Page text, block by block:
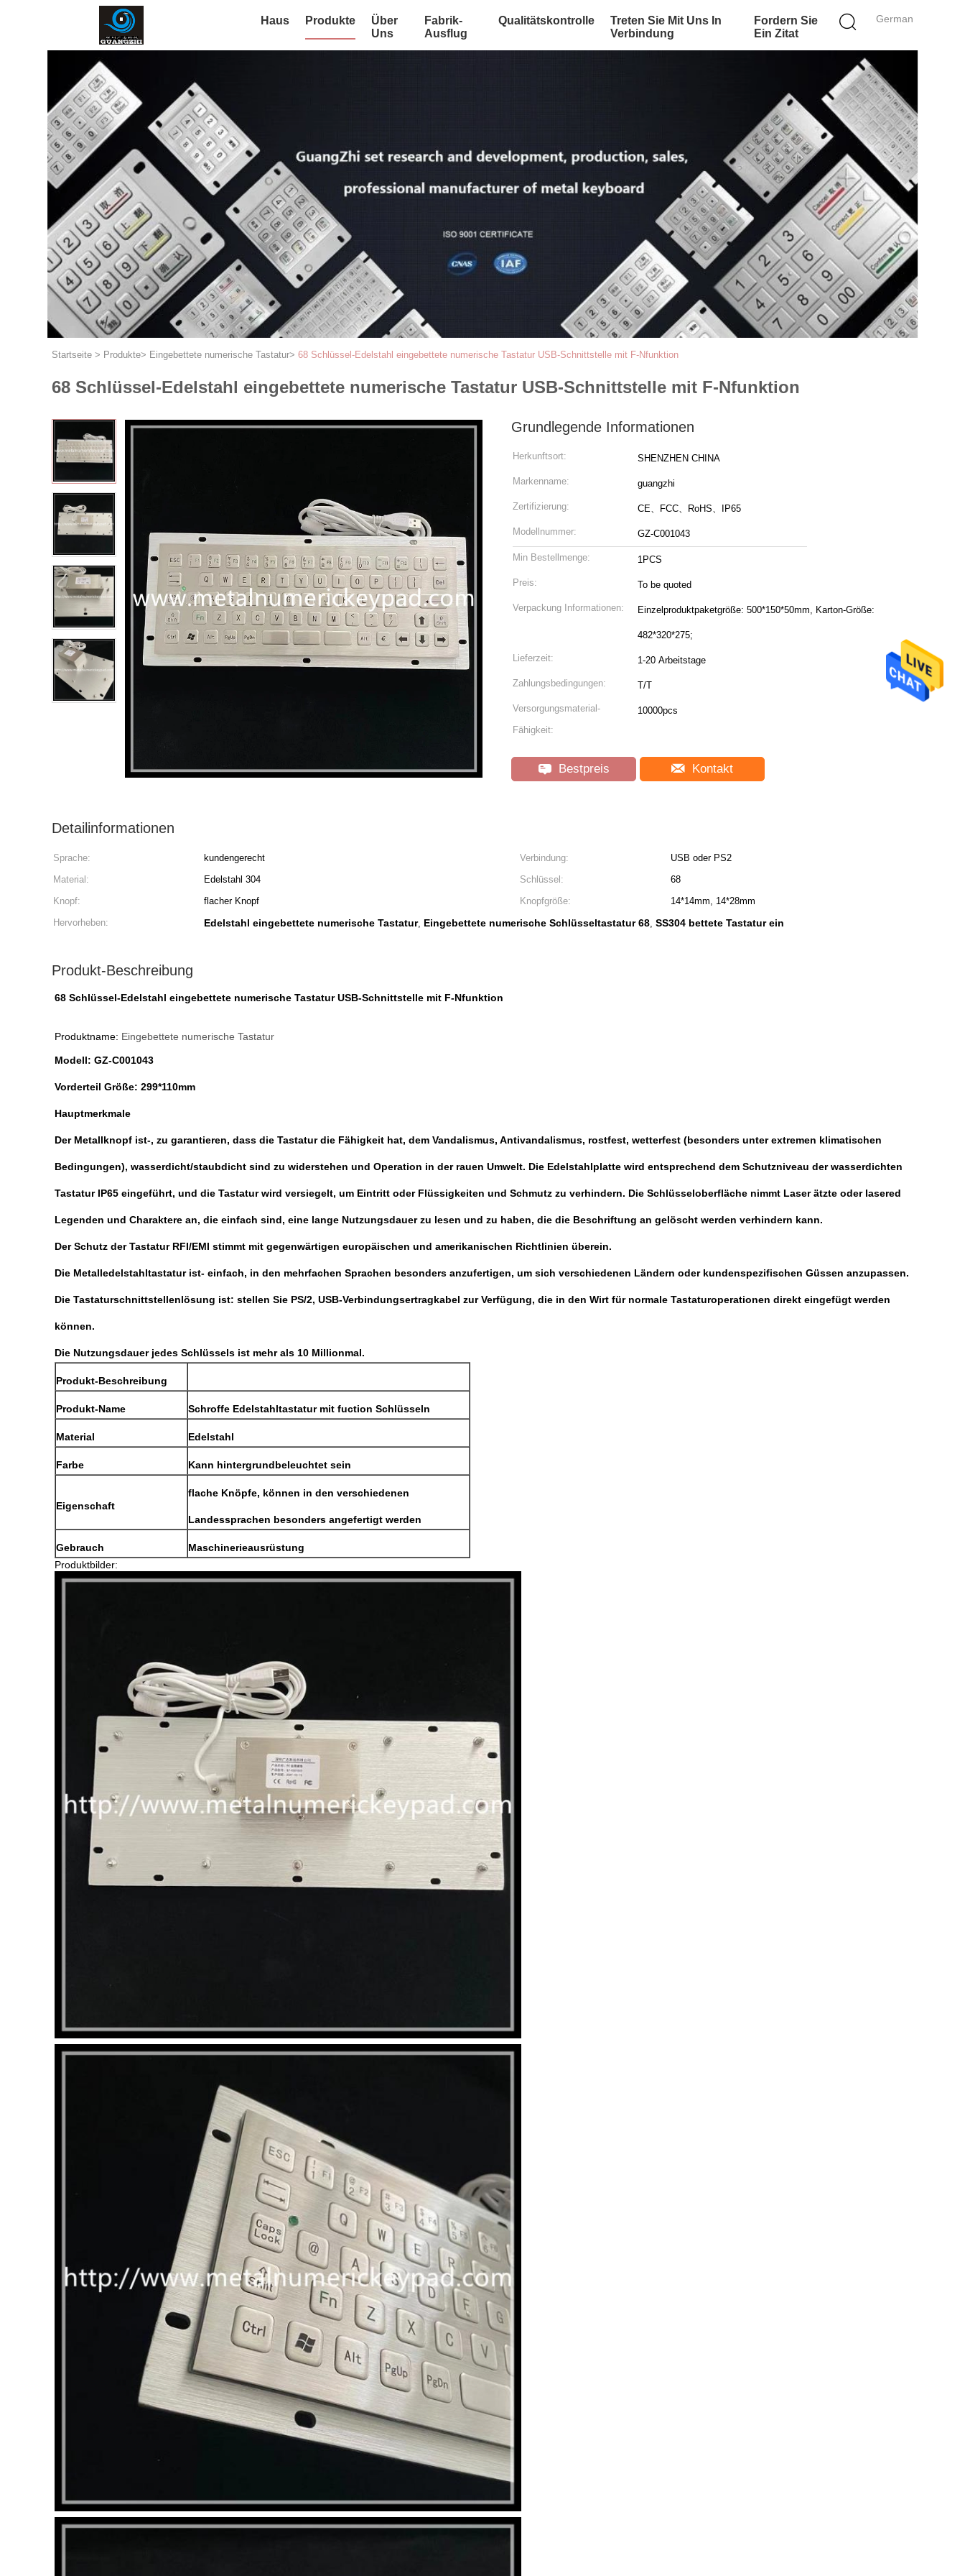
German
Haus Produkte
Über
Uns
Fabrik-
Ausflug
Qualitätskontrolle
Treten Sie Mit Uns In
Verbindung
Fordern Sie
Ein Zitat
Startseite > Produkte> Eingebettete numerische Tastatur> 68 Schlüssel-Edelstahl eingebettete numerische Tastatur USB-Schnittstelle mit F-Nfunktion
68 Schlüssel-Edelstahl eingebettete numerische Tastatur USB-Schnittstelle mit F-Nfunktion
Grundlegende Informationen
Herkunftsort: SHENZHEN CHINA
Markenname: guangzhi
Zertifizierung: CE、FCC、RoHS、IP65
Modellnummer: GZ-C001043
Min Bestellmenge: 1PCS
Preis: To be quoted
Verpackung Informationen: Einzelproduktpaketgröße: 500*150*50mm, Karton-Größe:
482*320*275;
Lieferzeit: 1-20 Arbeitstage
Zahlungsbedingungen: T/T
Versorgungsmaterial-
Fähigkeit:
10000pcs
Bestpreis Kontakt
Detailinformationen
Sprache: kundengerecht Verbindung:
USB oder PS2
Material:
Edelstahl 304 Schlüssel:
68
Knopf:
flacher Knopf Knopfgröße:
14*14mm, 14*28mm
Hervorheben:
Edelstahl eingebettete numerische Tastatur, Eingebettete numerische Schlüsseltastatur 68, SS304 bettete Tastatur ein
Produkt-Beschreibung
68 Schlüssel-Edelstahl eingebettete numerische Tastatur USB-Schnittstelle mit F-Nfunktion
Produktname: Eingebettete numerische Tastatur
Modell: GZ-C001043
Vorderteil Größe: 299*110mm
Hauptmerkmale
Der Metallknopf ist-, zu garantieren, dass die Tastatur die Fähigkeit hat, dem Vandalismus, Antivandalismus, rostfest, wetterfest (besonders unter extremen klimatischen
Bedingungen), wasserdicht/staubdicht sind zu widerstehen und Operation in der rauen Umwelt. Die Edelstahlplatte wird entsprechend dem Schutzniveau der wasserdichten
Tastatur IP65 eingeführt, und die Tastatur wird versiegelt, um Eintritt oder Flüssigkeiten und Schmutz zu verhindern. Die Schlüsseloberfläche nimmt Laser ätzte oder lasered
Legenden und Charaktere an, die einfach sind, eine lange Nutzungsdauer zu lesen und zu haben, die die Beschriftung an gelöscht werden verhindern kann.
Der Schutz der Tastatur RFI/EMI stimmt mit gegenwärtigen europäischen und amerikanischen Richtlinien überein.
Die Metalledelstahltastatur ist- einfach, in den mehrfachen Sprachen besonders anzufertigen, um sich verschiedenen Ländern oder kundenspezifischen Güssen anzupassen.
Die Tastaturschnittstellenlösung ist: stellen Sie PS/2, USB-Verbindungsertragkabel zur Verfügung, die in den Wirt für normale Tastaturoperationen direkt eingefügt werden
können.
Die Nutzungsdauer jedes Schlüssels ist mehr als 10 Millionmal.
Produkt-Beschreibung
Produkt-Name Schroffe Edelstahltastatur mit fuction Schlüsseln
Material Edelstahl
Farbe Kann hintergrundbeleuchtet sein
Eigenschaft
flache Knöpfe, können in den verschiedenen
Landessprachen besonders angefertigt werden
Gebrauch
Maschinerieausrüstung
Produktbilder: